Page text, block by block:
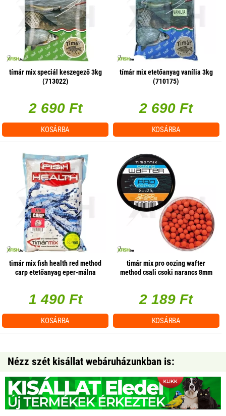
tímár mix speciál keszegező 3kg
(713022)
2 690 Ft
KOSÁRBA
tímár mix etetőanyag vanília 3kg
(710175)
2 690 Ft
KOSÁRBA
timár mix fish health red method
carp etetőanyag eper-málna
1 490 Ft
KOSÁRBA
timár mix pro oozing wafter
method csali csoki narancs 8mm
2 189 Ft
KOSÁRBA
Nézz szét kisállat webáruházunkban is: